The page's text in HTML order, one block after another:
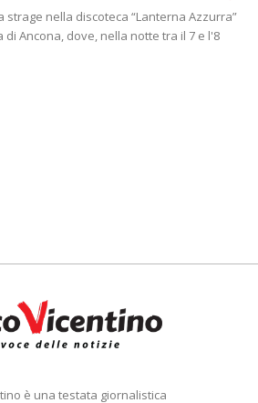
strage nella discoteca “Lanterna Azzurra”
di Ancona, dove, nella notte tra il 7 e l'8
è una testata giornalistica